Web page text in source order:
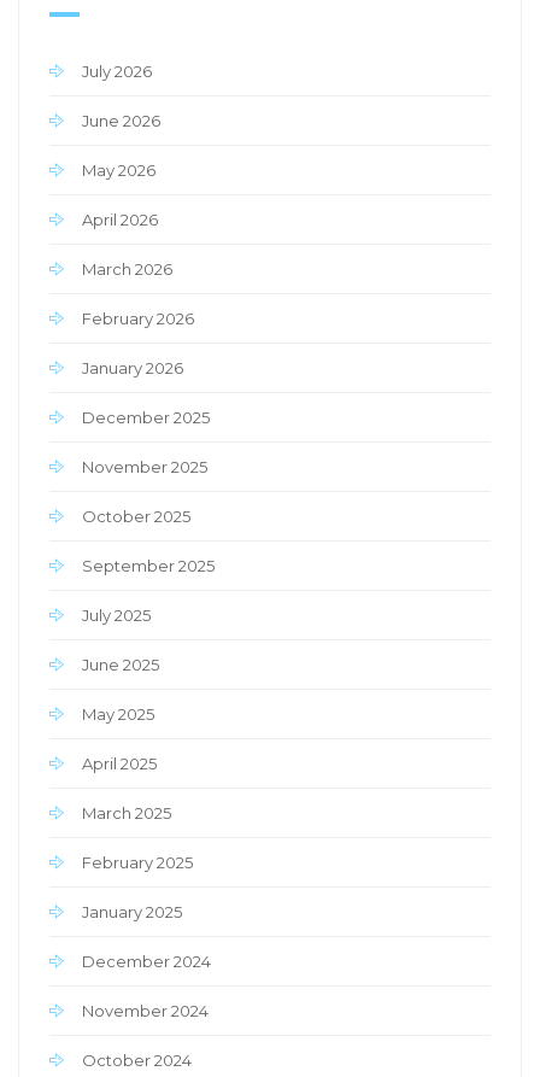
July 2026
June 2026
May 2026
April 2026
March 2026
February 2026
January 2026
December 2025
November 2025
October 2025
September 2025
July 2025
June 2025
May 2025
April 2025
March 2025
February 2025
January 2025
December 2024
November 2024
October 2024